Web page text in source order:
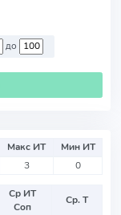
до
Макс ИТ
Мин ИТ
3 0
Ср ИТ
Соп
Ср. Т